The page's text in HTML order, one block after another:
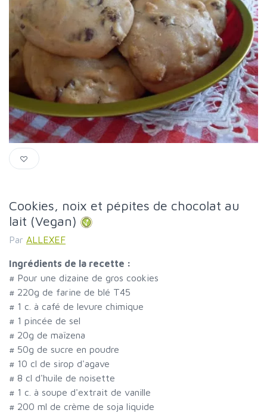
Cookies, noix et pépites de chocolat au
lait (Vegan)
Par ALLEXEF
Ingrédients de la recette :
# Pour une dizaine de gros cookies
# 220g de farine de blé T45
# 1 c. à café de levure chimique
# 1 pincée de sel
# 20g de maïzena
# 50g de sucre en poudre
# 10 cl de sirop d'agave
# 8 cl d'huile de noisette
# 1 c. à soupe d'extrait de vanille
# 200 ml de crème de soja liquide